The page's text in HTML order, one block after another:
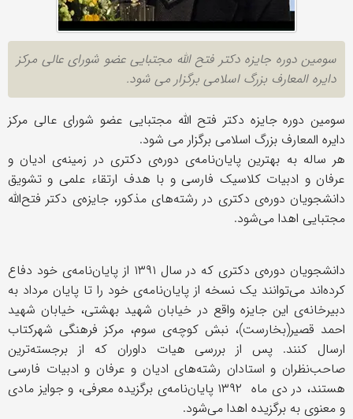
سومین دوره جایزه دکتر فتح الله مجتبایی عضو شورای عالی مرکز
دایره المعارف بزرگ اسلامی برگزار می شود.
سومین دوره جایزه دکتر فتح الله مجتبایی عضو شورای عالی مرکز
دایره المعارف بزرگ اسلامی برگزار می شود.
هر ساله به بهترین پایان‌نامه‌ی دوره‌ی دکتری در زمینه‌ی ادیان و
عرفان و ادبیات کلاسیک فارسی و با هدف ارتقاء علمی و تشویق
دانشجویان دوره‌ی دکتری در رشته‌های مذکور، جایزه‌ی دکتر فتح‌الله
مجتبایی اهدا می‌شود.
دانشجویان دوره‌ی دکتری که در سال ۱۳۹۱ از پایان‌نامه‌ی خود دفاع
کرده‌اند می‌توانند یک نسخه از پایان‌نامه‌ی خود را تا پایان مرداد به
دبیرخانه‌ی این جایزه واقع در خیابان شهید بهشتی، خیابان شهید
احمد قصیر(بخارست)، نبش کوچه‌ی سوم، مرکز فرهنگی شهرکتاب
ارسال کنند. پس از بررسی هیات داوران که از برجسته‌ترین
صاحب‌نظران و استادان رشته‌های ادیان و عرفان و ادبیات فارسی
هستند، در دی ماه ۱۳۹۲ پایان‌نامه‌ی برگزیده معرفی، و جوایز مادی
و معنوی به برگزیده اهدا می‌شود.